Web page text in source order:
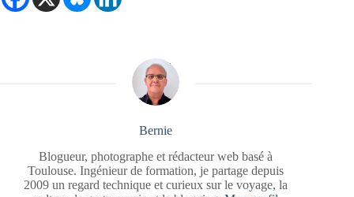
Bernie
Blogueur, photographe et rédacteur web basé à
Toulouse. Ingénieur de formation, je partage depuis
2009 un regard technique et curieux sur le voyage, la